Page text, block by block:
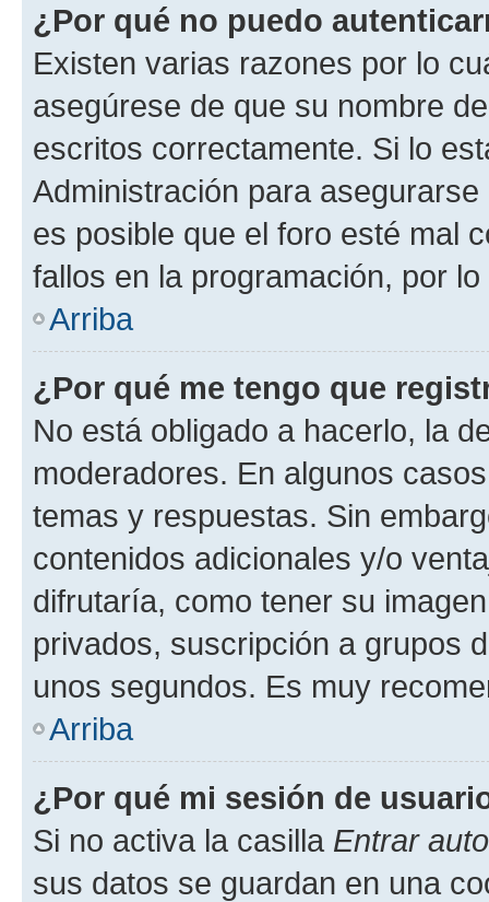
¿Por qué no puedo
Existen varias razones por lo
asegúrese de que su nombre
escritos correctamente. Si lo
Administración para
es posible que el foro esté mal
fallos en la programación, por
Arriba
¿Por qué me tengo que
No está obligado a hacerlo, la
moderadores. En algunos
temas y respuestas. Sin
contenidos adicionales y/o
difrutaría, como tener su
privados, suscripción a grupos
unos segundos. Es muy
Arriba
¿Por qué mi sesión de
Si no activa la casilla Entrar
sus datos se guardan en una